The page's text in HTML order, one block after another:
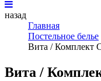
назад
Главная
Постельное белье
Вита / Комплект
Вита /